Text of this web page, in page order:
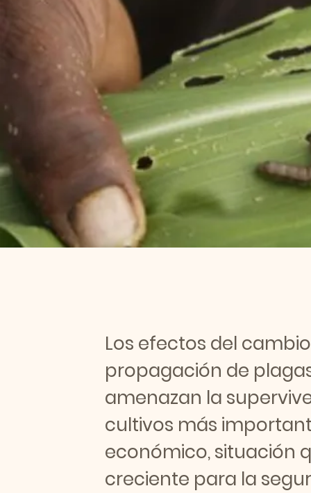
Los efectos del
propagación de
amenazan la
cultivos más
económico, situación
creciente para la